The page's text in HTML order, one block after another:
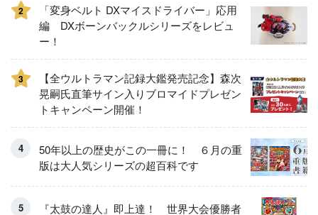
2
「変身ベルト DXマイスドライバー」応用
編 DXボーンバックルシリーズをレビュ
ー！
3
【全ウルトラマン記録大鑑発売記念】森次
晃嗣氏直筆サイン入りブロマイドプレゼン
トキャンペーン開催！
50年以上の歴史がこの一冊に！ ６月の重
版は大人気シリーズの超百科です
『太鼓の達人』即上達！ 世界大会優勝者